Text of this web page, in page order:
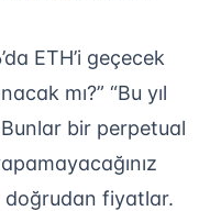
ETH’i geçecek
mı?” “Bu yıl
bir perpetual
doğrudan fiyatlar.